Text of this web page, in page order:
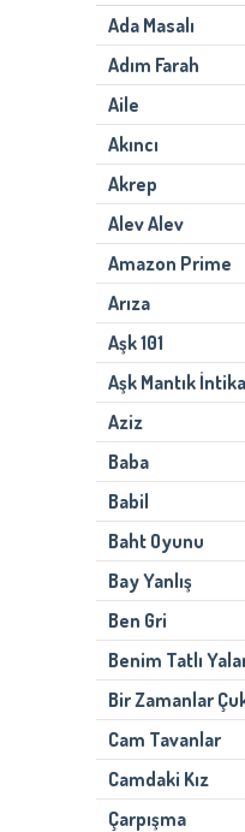
Ada Masalı
Adım Farah
Aile
Akıncı
Akrep
Alev Alev
Amazon Prime
Arıza
Aşk 101
Aşk Mantık
Aziz
Baba
Babil
Baht Oyunu
Bay Yanlış
Ben Gri
Benim Tatlı
Bir Zamanlar
Cam Tavanlar
Camdaki Kız
Çarpışma